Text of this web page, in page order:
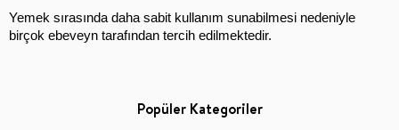
Yemek sırasında daha sabit kullanım sunabilmesi nedeniyle
birçok ebeveyn tarafından tercih edilmektedir.
Popüler Kategoriler